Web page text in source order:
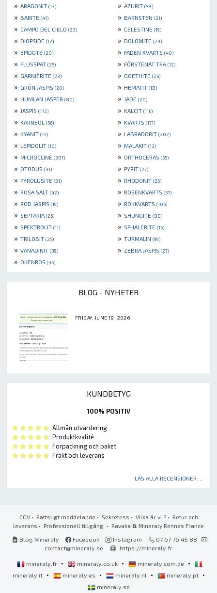
» ARAGONIT (13) » AZURIT (58)
» BARITE (41) » BÄRNSTEN (21)
» CAMPO DEL CIELO (23) » CELESTINE (19)
» DIOPSIDE (12) » DOLOMITE (23)
» EPIDOTE (20) » FADEN KVARTS (40)
» FLUSSPAT (25) » FÖRSTENAT TRÄ (12)
» GARNIÈRITE (23) » GOETHITE (26)
» GRÖN JASPIS (20) » HEMATIT (18)
» HUMLAN JASPER (80) » JADE (20)
» JASPIS (172) » KALCIT (116)
» KARNEOL (56) » KVARTS (171)
» KYANIT (14) » LABRADORIT (202)
» LEPIDOLIT (10) » MALAKIT (13)
» MICROCLINE (301) » ORTHOCERAS (55)
» OTODUS (31) » PYRIT (27)
» PYROLUSITE (31) » RHODONIT (25)
» ROSA SALT (42) » ROSENKVARTS (57)
» RÖD JASPIS (19) » RÖKKVARTS (106)
» SEPTARIA (26) » SHUNGITE (80)
» SPEKTROLIT (11) » SPHALERITE (15)
» TRILOBIT (25) » TURMALIN (99)
» VANADINIT (39) » ZEBRA JASPIS (27)
» ÖKENROS (35)
BLOG - NYHETER
FRIDAY, JUNE 19, 2026
KUNDBETYG
100% POSITIV
Allmän utvärdering
Produktkvalité
Förpackning och paket
Frakt och leverans
LÄS ALLA RECENSIONER ...
CGV• Rättsligt meddelande • Sekretess • Vilka är vi ?• Retur och
leverans • Professionell tillgång • Ravaka & Mineraly Rennes France
Blog Mineraly
Facebook Instagram
07 67 76 45 88
contact@mineraly.se
https://mineraly.fr
mineraly.fr • mineraly.co.uk • mineraly.com.de •
mineraly.it • mineraly.es • mineraly.nl • mineraly.pt •
mineraly.se